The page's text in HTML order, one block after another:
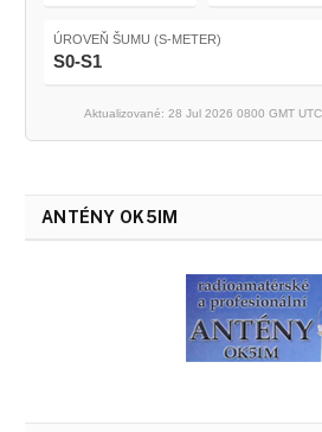
ÚROVEŇ ŠUMU (S-METER)
S0-S1
Aktualizované: 28 Jul 2026 0800 GMT UTC
ANTÉNY OK5IM